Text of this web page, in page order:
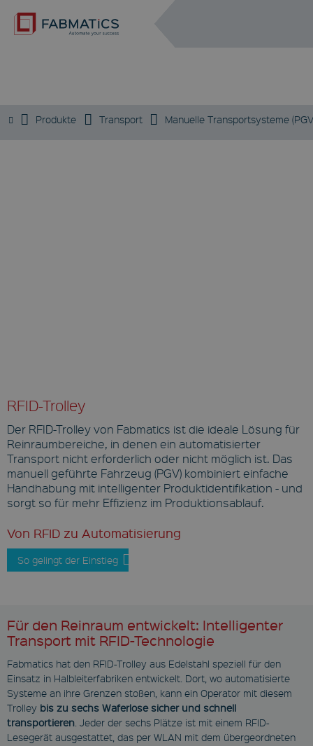
DE
Produkte Transport Manuelle Transportsysteme
RFID-Trolley
Der RFID-Trolley von Fabmatics ist die ideale Lösung für
Reinraumbereiche, in denen ein automatisierter
Transport nicht erforderlich oder nicht möglich ist. Das
manuell geführte Fahrzeug (PGV) kombiniert einfache
Handhabung mit intelligenter Produktidentifikation - und
sorgt so für mehr Effizienz im Produktionsablauf.
Von RFID zu Automatisierung
So gelingt der Einstieg
Für den Reinraum entwickelt: Intelligenter
Transport mit RFID-Technologie
Fabmatics hat den RFID-Trolley aus Edelstahl speziell für den
Einsatz in Halbleiterfabriken entwickelt. Dort, wo automatisierte
Systeme an ihre Grenzen stoßen, kann ein Operator mit diesem
Trolley bis zu sechs Waferlose sicher und schnell
transportieren . Jeder der sechs Plätze ist mit einem RFID-
Lesegerät ausgestattet, das per WLAN mit dem übergeordneten